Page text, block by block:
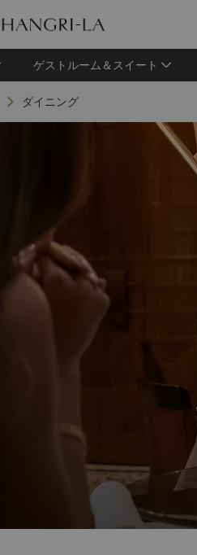
ゲストルーム＆スイート
ダイニング